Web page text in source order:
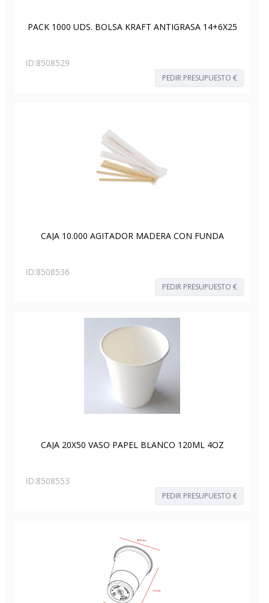
PACK 1000 UDS. BOLSA KRAFT ANTIGRASA 14+6X25
ID:8508529
PEDIR PRESUPUESTO €
CAJA 10.000 AGITADOR MADERA CON FUNDA
ID:8508536
PEDIR PRESUPUESTO €
CAJA 20X50 VASO PAPEL BLANCO 120ML 4OZ
ID:8508553
PEDIR PRESUPUESTO €